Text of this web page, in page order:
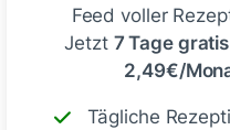
Feed voller
Jetzt 7 Tage
2,49€/
Tägliche
Deine Notizen